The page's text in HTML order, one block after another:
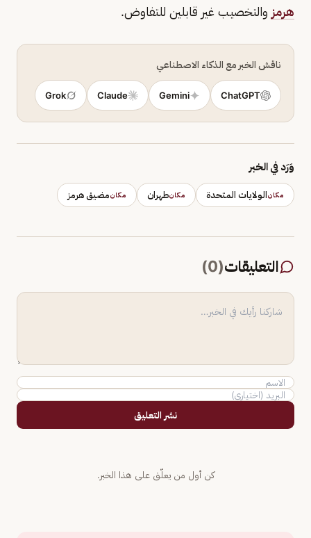
هرمز والتخصيب غير قابلين للتفاوض.
ناقش الخبر مع الذكاء الاصطناعي
ChatGPT
Gemini
Claude
Grok
وَرَد في الخبر
مكانالولايات المتحدة مكانطهران مكانمضيق هرمز
التعليقات(
0
)
نشر التعليق
كن أول من يعلّق على هذا الخبر.